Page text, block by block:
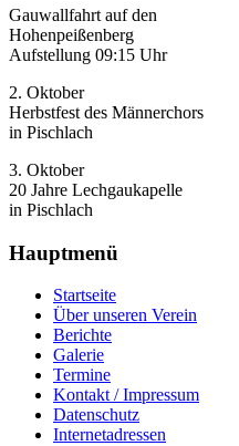
Gauwallfahrt auf den
Hohenpeißenberg
Aufstellung 09:15 Uhr
2. Oktober
Herbstfest des Männerchors
in Pischlach
3. Oktober
20 Jahre Lechgaukapelle
in Pischlach
Hauptmenü
Startseite
Über unseren Verein
Berichte
Galerie
Termine
Kontakt / Impressum
Datenschutz
Internetadressen